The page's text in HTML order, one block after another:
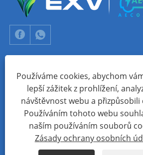
Copyright © 2024 Xiamen Aecoauto
vyhrazena.
TECHNICKÁ PODPORA WEBOVÝCH STRÁNEK:
Sitemap RSS
XML
Používáme cookies, abychom
lepší zážitek z prohlížení,
návštěvnost webu a přizpůsobili
Používáním tohoto webu
naším používáním souborů
Zásady ochrany osobních